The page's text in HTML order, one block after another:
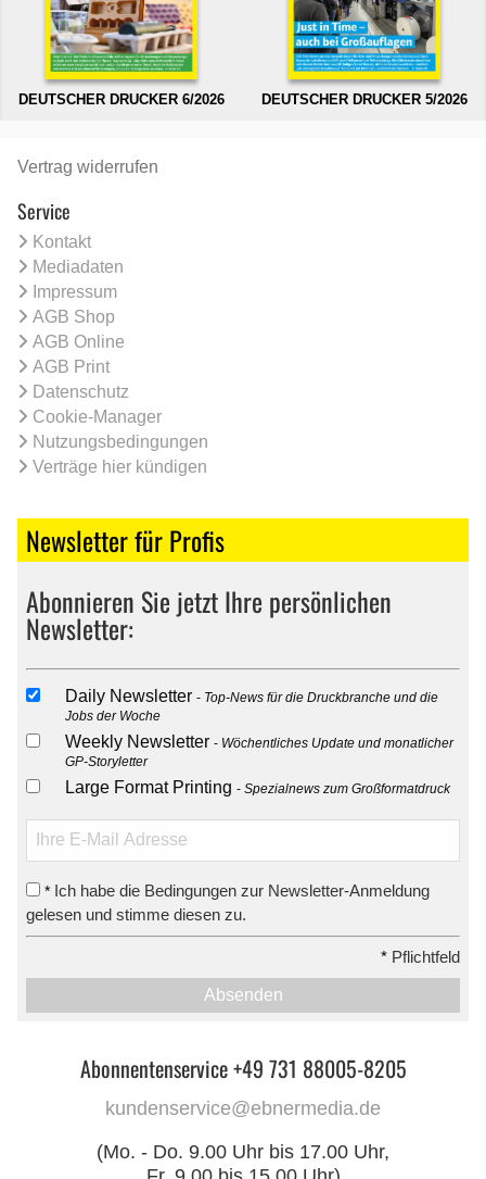
DEUTSCHER DRUCKER 6/2026 DEUTSCHER DRUCKER 5/2026
Vertrag widerrufen
Service
Kontakt
Mediadaten
Impressum
AGB Shop
AGB Online
AGB Print
Datenschutz
Cookie-Manager
Nutzungsbedingungen
Verträge hier kündigen
Newsletter für Profis
Abonnieren Sie jetzt Ihre persönlichen
Newsletter:
Daily Newsletter
Top-News für die Druckbranche und die
Jobs der Woche
Weekly Newsletter
Wöchentliches Update und monatlicher
GP-Storyletter
Large Format Printing Spezialnews zum Großformatdruck
* Ich habe die Bedingungen zur Newsletter-Anmeldung
gelesen und stimme diesen zu.
* Pflichtfeld
Absenden
Abonnentenservice +49 731 88005-8205
kundenservice@ebnermedia.de
(Mo. - Do. 9.00 Uhr bis 17.00 Uhr,